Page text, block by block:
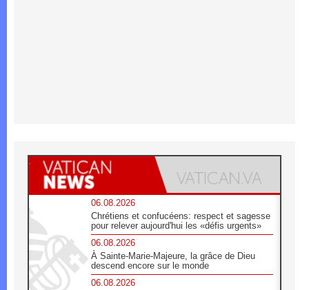
06.08.2026
Chrétiens et confucéens: respect et sagesse
pour relever aujourd'hui les «défis urgents»
06.08.2026
À Sainte-Marie-Majeure, la grâce de Dieu
descend encore sur le monde
06.08.2026